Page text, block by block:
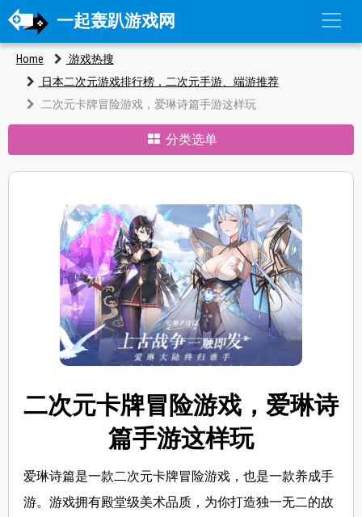
一起轰趴游戏网
Home
游戏热搜
日本二次元游戏排行榜，二次元手游、端游推荐
二次元卡牌冒险游戏，爱琳诗篇手游这样玩
分类选单
二次元卡牌冒险游戏，爱琳诗
篇手游这样玩
爱琳诗篇是一款二次元卡牌冒险游戏，也是一款养成手
游。游戏拥有殿堂级美术品质，为你打造独一无二的故